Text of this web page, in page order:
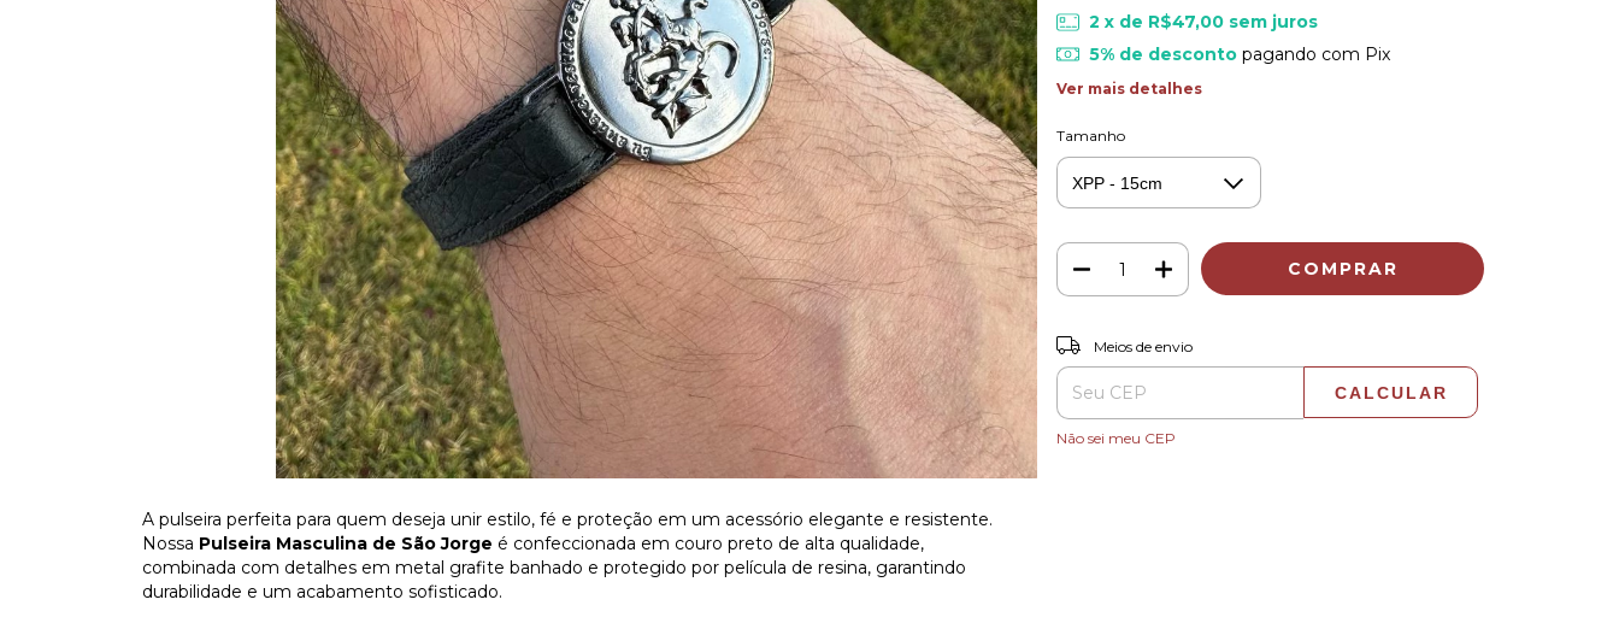
A pulseira perfeita para quem deseja unir estilo, fé e proteção em um acessório elegante e resistente.
Nossa Pulseira Masculina de São Jorge é confeccionada em couro preto de alta qualidade,
combinada com detalhes em metal grafite banhado e protegido por película de resina, garantindo
durabilidade e um acabamento sofisticado.
2 x de R$47,00 sem juros
5% de descontopagando com Pix
Ver mais detalhes
Tamanho
Entregas para o CEP:
Meios de envio
CALCULAR
Não sei meu CEP